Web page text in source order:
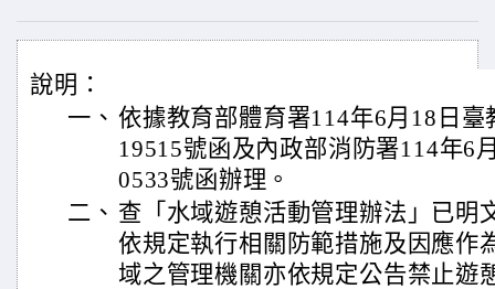
說明：
一、 依據教育部體育署114年6月18日
19515號函及內政部消防署114年6
0533號函辦理。
二、 查「水域遊憩活動管理辦法」已明
依規定執行相關防範措施及因應作
域之管理機關亦依規定公告禁止遊